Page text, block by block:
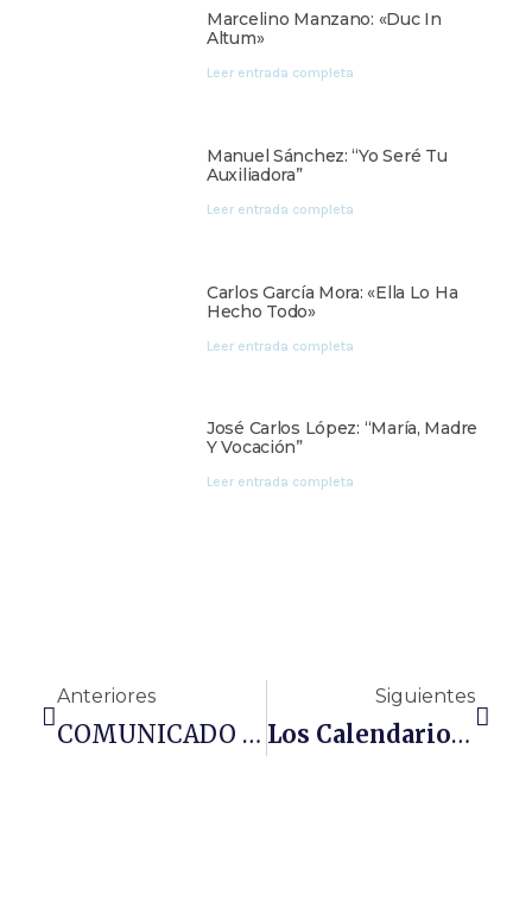
Marcelino Manzano: «Duc In
Altum»
Leer entrada completa
Manuel Sánchez: “Yo Seré Tu
Auxiliadora”
Leer entrada completa
Carlos García Mora: «Ella Lo Ha
Hecho Todo»
Leer entrada completa
José Carlos López: “María, Madre
Y Vocación”
Leer entrada completa
Anteriores
COMUNICADO OFICIAL: La Basílica De María Auxiliadora Finaliza Las Obras Del Nuevo Columbario
Siguientes
Los Calendarios De María Auxiliadora Viajan Hasta Brasil